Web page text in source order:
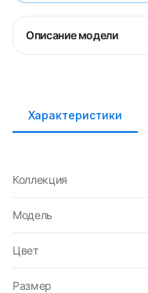
Описание модели
Характеристики
Коллекция
Модель
Цвет
Размер